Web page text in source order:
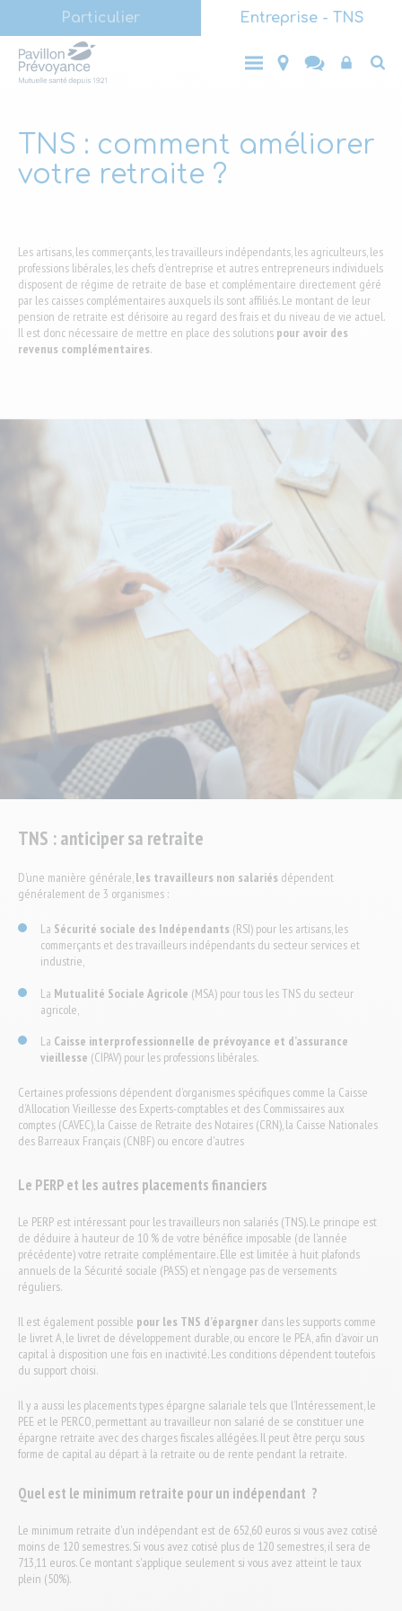
contenu
principal
(LVL1)
Particulier Entreprise - TNS
Main
ParticulierEntreprise
- TNS
Top
TNS : comment améliorer
votre retraite ?
Les artisans, les commerçants, les travailleurs indépendants, les agriculteurs, les
professions libérales, les chefs d’entreprise et autres entrepreneurs individuels
disposent de régime de retraite de base et complémentaire directement géré
par les caisses complémentaires auxquels ils sont affiliés. Le montant de leur
pension de retraite est dérisoire au regard des frais et du niveau de vie actuel.
Il est donc nécessaire de mettre en place des solutions pour avoir des
revenus complémentaires.
TNS : anticiper sa retraite
D’une manière générale,les travailleurs non salariés dépendent
généralement de 3 organismes :
La Sécurité sociale des Indépendants (RSI) pour les artisans, les
commerçants et des travailleurs indépendants du secteur services et
industrie,
La Mutualité Sociale Agricole (MSA) pour tous les TNS du secteur
agricole,
La Caisse interprofessionnelle de prévoyance et d’assurance
vieillesse (CIPAV) pour les professions libérales.
Certaines professions dépendent d’organismes spécifiques comme la Caisse
d’Allocation Vieillesse des Experts-comptables et des Commissaires aux
comptes (CAVEC), la Caisse de Retraite des Notaires (CRN), la Caisse Nationales
des Barreaux Français (CNBF) ou encore d'autres
Le PERP et les autres placements financiers
Le PERP est intéressant pour les travailleurs non salariés (TNS). Le principe est
de déduire à hauteur de 10 % de votre bénéfice imposable (de l’année
précédente) votre retraite complémentaire. Elle est limitée à huit plafonds
annuels de la Sécurité sociale (PASS) et n’engage pas de versements
réguliers.
Il est également possible pour les TNS d’épargner dans les supports comme
le livret A, le livret de développement durable, ou encore le PEA, afin d’avoir un
capital à disposition une fois en inactivité. Les conditions dépendent toutefois
du support choisi.
Il y a aussi les placements types épargne salariale tels que l’Intéressement, le
PEE et le PERCO, permettant au travailleur non salarié de se constituer une
épargne retraite avec des charges fiscales allégées. Il peut être perçu sous
forme de capital au départ à la retraite ou de rente pendant la retraite.
Quel est le minimum retraite pour un indépendant ?
Le minimum retraite d'un indépendant est de 652,60 euros si vous avez cotisé
moins de 120 semestres. Si vous avez cotisé plus de 120 semestres, il sera de
713,11 euros. Ce montant s'applique seulement si vous avez atteint le taux
plein (50%).